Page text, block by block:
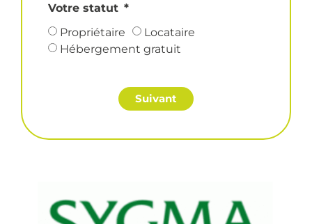
Votre statut
Propriétaire
Locataire
Hébergement gratuit
Suivant